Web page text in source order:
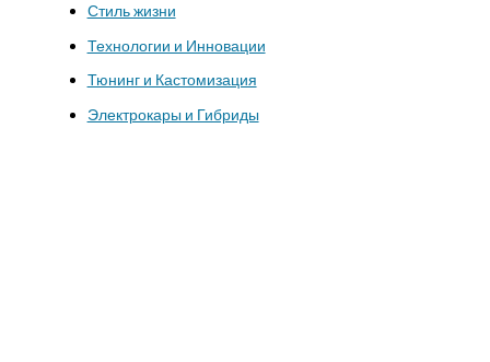
Стиль жизни
Технологии и Инновации
Тюнинг и Кастомизация
Электрокары и Гибриды